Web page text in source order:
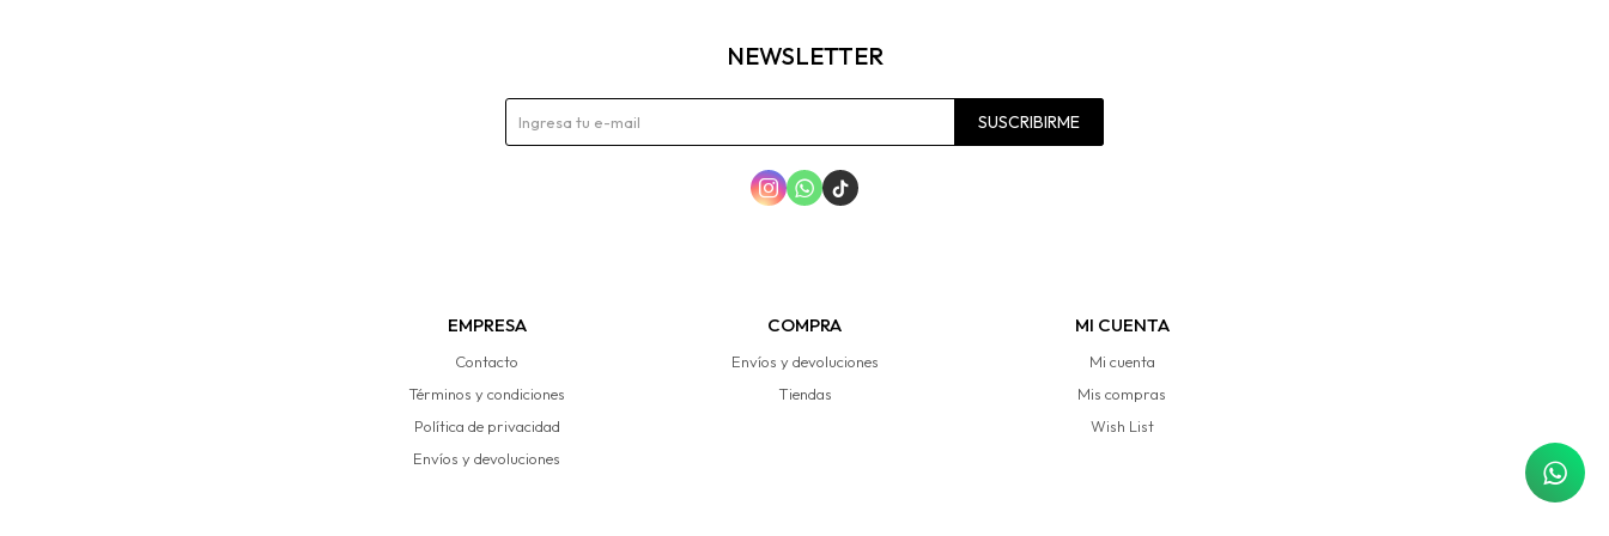
EMPRESA
Contacto
Términos y condiciones
Política de privacidad
Envíos y devoluciones
COMPRA
Envíos y devoluciones
Tiendas
MI CUENTA
Mi cuenta
Mis compras
Wish List
NEWSLETTER
SUSCRIBIRME
  